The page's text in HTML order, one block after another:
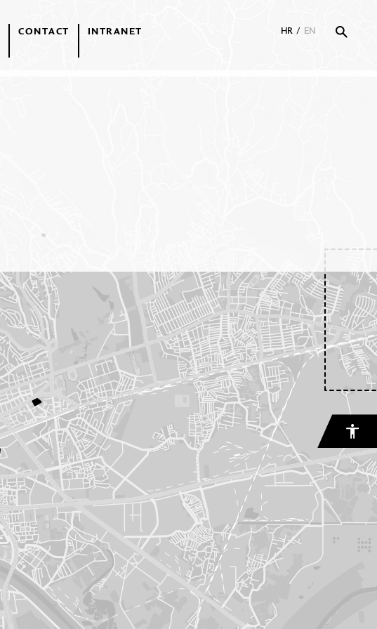
CONTACT INTRANET HR / EN